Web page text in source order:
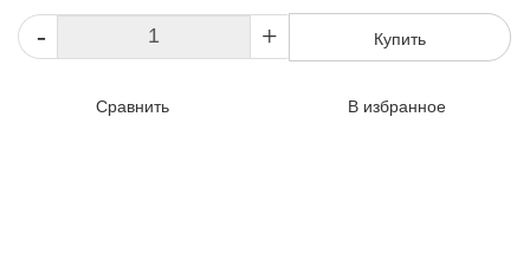
- + Купить
Сравнить В избранное